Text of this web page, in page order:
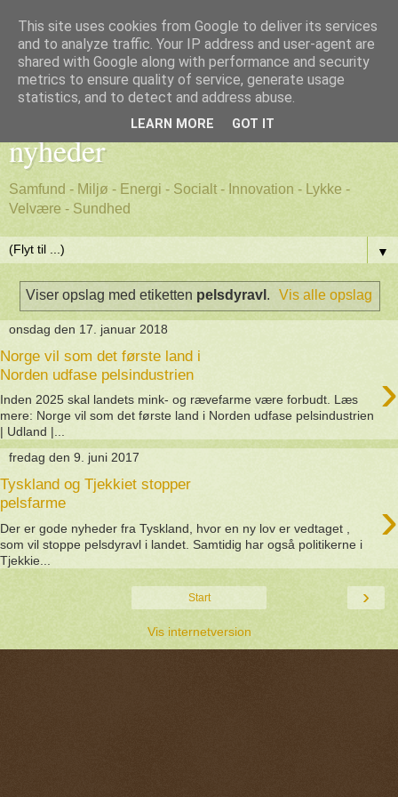
Godt nyt - positive, gode
nyheder
Samfund - Miljø - Energi - Socialt - Innovation - Lykke -
Velvære - Sundhed
▼
Viser opslag med etiketten pelsdyravl . Vis alle opslag
onsdag den 17. januar 2018
Norge vil som det første land i
Norden udfase pelsindustrien
›
Inden 2025 skal landets mink- og rævefarme være forbudt. Læs
mere: Norge vil som det første land i Norden udfase pelsindustrien
| Udland |...
fredag den 9. juni 2017
Tyskland og Tjekkiet stopper
pelsfarme
›
Der er gode nyheder fra Tyskland, hvor en ny lov er vedtaget ,
som vil stoppe pelsdyravl i landet. Samtidig har også politikerne i
Tjekkie...
›
Start
Vis internetversion
This site uses cookies from Google to deliver its services
and to analyze traffic. Your IP address and user-agent are
shared with Google along with performance and security
metrics to ensure quality of service, generate usage
statistics, and to detect and address abuse.
LEARN MORE GOT IT